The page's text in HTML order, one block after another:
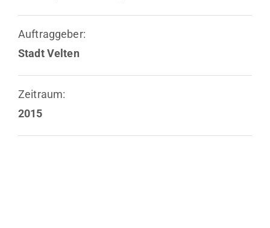
Auftraggeber:
Stadt Velten
Zeitraum:
2015